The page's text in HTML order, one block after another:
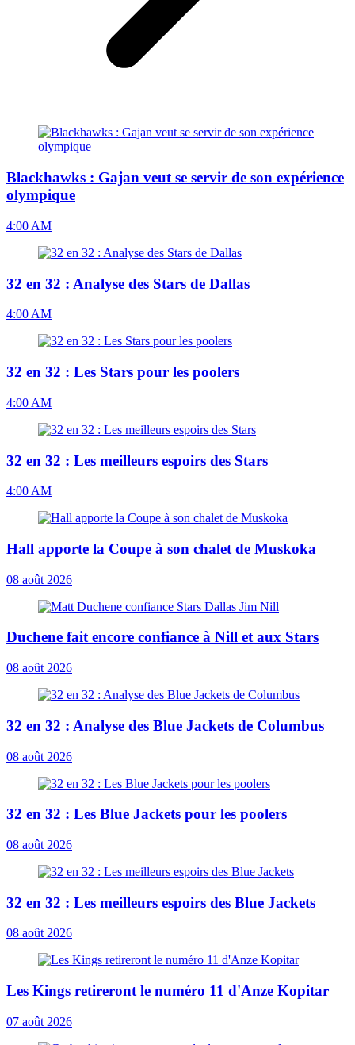
Blackhawks : Gajan veut se servir de son expérience
olympique
4:00 AM
32 en 32 : Analyse des Stars de Dallas
4:00 AM
32 en 32 : Les Stars pour les poolers
4:00 AM
32 en 32 : Les meilleurs espoirs des Stars
4:00 AM
Hall apporte la Coupe à son chalet de Muskoka
08 août 2026
Duchene fait encore confiance à Nill et aux Stars
08 août 2026
32 en 32 : Analyse des Blue Jackets de Columbus
08 août 2026
32 en 32 : Les Blue Jackets pour les poolers
08 août 2026
32 en 32 : Les meilleurs espoirs des Blue Jackets
08 août 2026
Les Kings retireront le numéro 11 d'Anze Kopitar
07 août 2026